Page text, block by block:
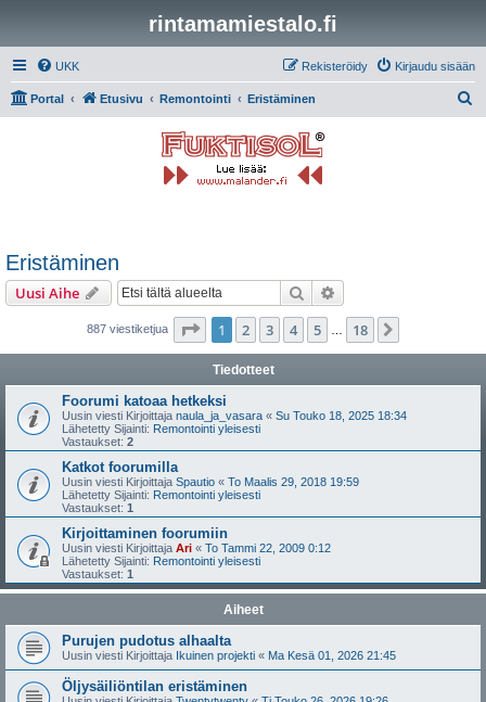
rintamamiestalo.fi
UKK Kirjaudu sisään
Rekisteröidy
Portal Etusivu Remontointi Eristäminen
Eristäminen
Uusi Aihe Etsi
887 viestiketjua Sivu /18
1 2 3 4 5 18
Tiedotteet
Foorumi katoaa hetkeksi
Uusin viesti Kirjoittaja naula_ja_vasara « Su Touko 18, 2025 18:34
Lähetetty Sijainti: Remontointi yleisesti
Vastaukset: 2
Katkot foorumilla
Uusin viesti Kirjoittaja Spautio « To Maalis 29, 2018 19:59
Lähetetty Sijainti: Remontointi yleisesti
Vastaukset: 1
Kirjoittaminen foorumiin
Uusin viesti Kirjoittaja Ari « To Tammi 22, 2009 0:12
Lähetetty Sijainti: Remontointi yleisesti
Vastaukset: 1
Aiheet
Purujen pudotus alhaalta
Uusin viesti Kirjoittaja Ikuinen projekti « Ma Kesä 01, 2026 21:45
Öljysäiliöntilan eristäminen